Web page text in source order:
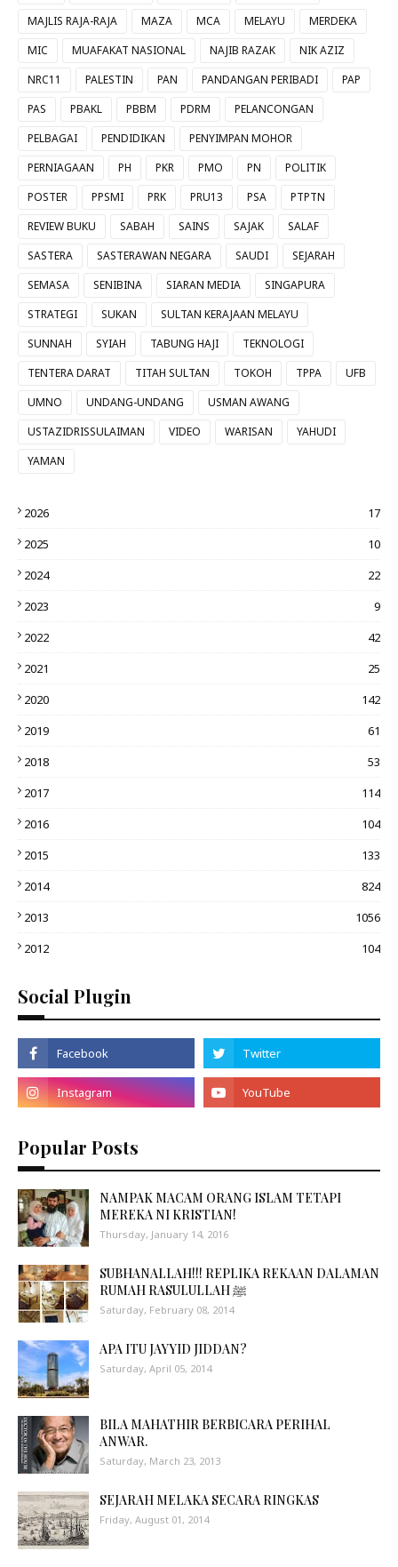
MAJLIS RAJA-RAJA
MAZA MCA MELAYU
MERDEKA
MIC
MUAFAKAT NASIONAL NAJIB RAZAK
NIK AZIZ
NRC11
PALESTIN PAN PANDANGAN PERIBADI
PAP
PAS
PBAKL PBBM PDRM
PELANCONGAN
PELBAGAI
PENDIDIKAN
PENYIMPAN MOHOR
PERNIAGAAN
PH PKR PMO PN
POLITIK
POSTER
PPSMI PRK PRU13 PSA
PTPTN
REVIEW BUKU
SABAH SAINS SAJAK
SALAF
SASTERA
SASTERAWAN NEGARA SAUDI
SEJARAH
SEMASA
SENIBINA SIARAN MEDIA
SINGAPURA
STRATEGI
SUKAN
SULTAN KERAJAAN MELAYU
SUNNAH
SYIAH TABUNG HAJI
TEKNOLOGI
TENTERA DARAT
TITAH SULTAN TOKOH TPPA
UFB
UMNO
UNDANG-UNDANG
USMAN AWANG
USTAZIDRISSULAIMAN
VIDEO WARISAN
YAHUDI
YAMAN
2026
17
2025
10
2024
22
2023
9
2022
42
2021
25
2020
142
2019
61
2018
53
2017
114
2016
104
2015
133
2014
824
2013
1056
2012
104
Social Plugin
Popular Posts
NAMPAK MACAM ORANG ISLAM TETAPI
MEREKA NI KRISTIAN!
Thursday, January 14, 2016
SUBHANALLAH!!! REPLIKA REKAAN DALAMAN
RUMAH RASULULLAH ﷺ
Saturday, February 08, 2014
APA ITU JAYYID JIDDAN?
Saturday, April 05, 2014
BILA MAHATHIR BERBICARA PERIHAL
ANWAR.
Saturday, March 23, 2013
SEJARAH MELAKA SECARA RINGKAS
Friday, August 01, 2014